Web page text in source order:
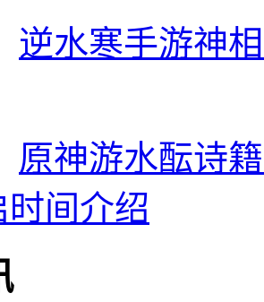
逆水寒手游神
原神游水酝诗
间介绍